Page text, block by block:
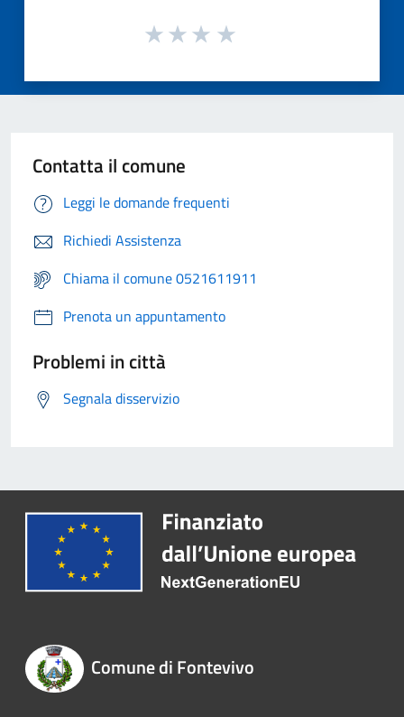
Contatta il comune
Leggi le domande frequenti
Richiedi Assistenza
Chiama il comune 0521611911
Prenota un appuntamento
Problemi in città
Segnala disservizio
Comune di Fontevivo